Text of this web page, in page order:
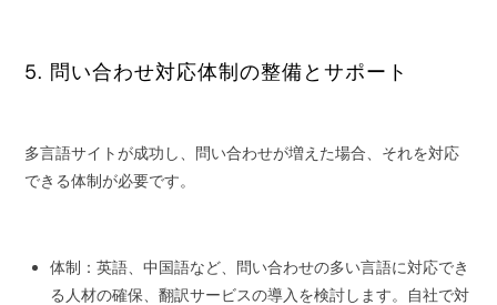
5. 問い合わせ対応体制の整備とサポート
多言語サイトが成功し、問い合わせが増えた場合、それを対応
できる体制が必要です。
体制：英語、中国語など、問い合わせの多い言語に対応でき
る人材の確保、翻訳サービスの導入を検討します。自社で対